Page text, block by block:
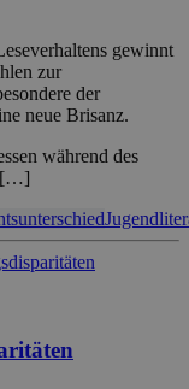
gewinnt
zur
der
neue Brisanz.
während des
[…]